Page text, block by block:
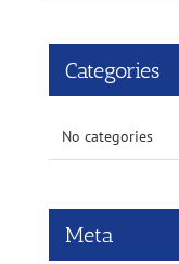
Categories
No categories
Meta